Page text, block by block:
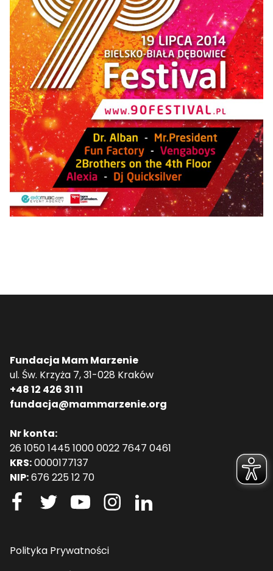
Fundacja Mam Marzenie
ul. Św. Krzyża 7, 31-028 Kraków
+48 12 426 31 11
fundacja@mammarzenie.org
Nr konta:
26 1050 1445 1000 0022 7647 0461
KRS:0000177137
NIP:676 225 12 70
Polityka Prywatności